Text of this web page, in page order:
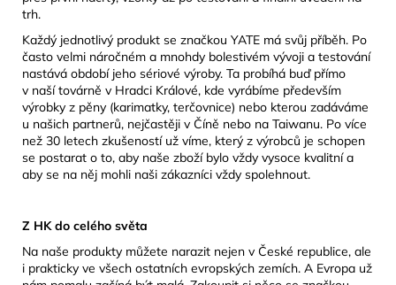
trh.
Každý jednotlivý produkt se značkou YATE má svůj příběh. Po
často velmi náročném a mnohdy bolestivém vývoji a testování
nastává období jeho sériové výroby. Ta probíhá buď přímo
v naší továrně v Hradci Králové, kde vyrábíme především
výrobky z pěny (karimatky, terčovnice) nebo kterou zadáváme
u našich partnerů, nejčastěji v Číně nebo na Taiwanu. Po více
než 30 letech zkušeností už víme, který z výrobců je schopen
se postarat o to, aby naše zboží bylo vždy vysoce kvalitní a
aby se na něj mohli naši zákazníci vždy spolehnout.
Z HK do celého světa
Na naše produkty můžete narazit nejen v České republice, ale
i prakticky ve všech ostatních evropských zemích. A Evropa už